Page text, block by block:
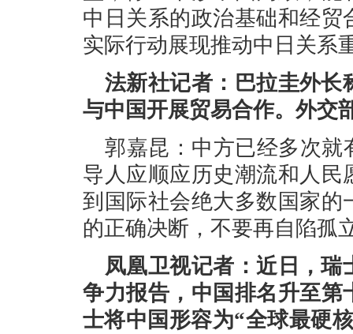
中日关系的政治基础和经
实际行动展现推动中日关系
法新社记者：巴拉圭外长
与中国开展贸易合作。外交
郭嘉昆：中方已经多次就
导人应顺应历史潮流和人
到国际社会绝大多数国家
的正确决断，不要再自陷孤
凤凰卫视记者：近日，瑞
争力报告，中国排名升至
士将中国形容为“全球最硬